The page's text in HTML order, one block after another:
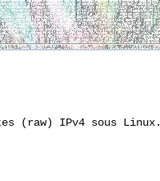
(raw) IPv4 sous Linux.